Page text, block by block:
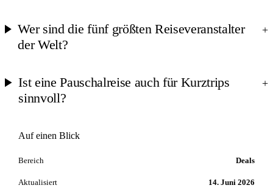
Wer sind die fünf größten Reiseveranstalter
der Welt?
+
Ist eine Pauschalreise auch für Kurztrips
sinnvoll?
+
Auf einen Blick
Bereich Deals
Aktualisiert 14. Juni 2026